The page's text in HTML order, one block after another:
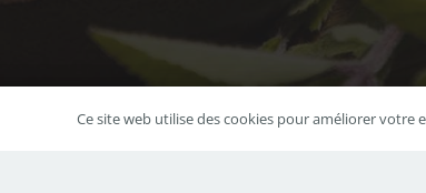
Ce site web utilise des cookies pour améliorer votre